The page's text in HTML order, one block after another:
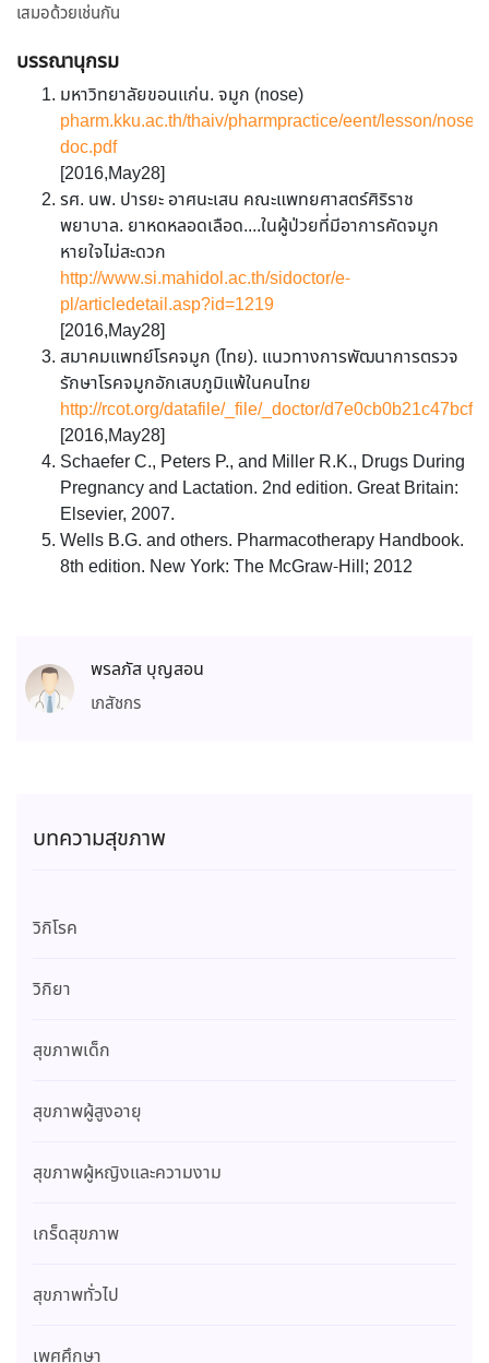
เสมอด้วยเช่นกัน
บรรณานุกรม
มหาวิทยาลัยขอนแก่น. จมูก (nose)
pharm.kku.ac.th/thaiv/pharmpractice/eent/lesson/nose/
doc.pdf
[2016,May28]
รศ. นพ. ปารยะ อาศนะเสน คณะแพทยศาสตร์ศิริราช
พยาบาล. ยาหดหลอดเลือด....ในผู้ป่วยที่มีอาการคัดจมูก
หายใจไม่สะดวก
http://www.si.mahidol.ac.th/sidoctor/e-
pl/articledetail.asp?id=1219
[2016,May28]
สมาคมแพทย์โรคจมูก (ไทย). แนวทางการพัฒนาการตรวจ
รักษาโรคจมูกอักเสบภูมิแพ้ในคนไทย
http://rcot.org/datafile/_file/_doctor/
[2016,May28]
Schaefer C., Peters P., and Miller R.K., Drugs During
Pregnancy and Lactation. 2nd edition. Great Britain:
Elsevier, 2007.
Wells B.G. and others. Pharmacotherapy Handbook.
8th edition. New York: The McGraw-Hill; 2012
พรลภัส บุญสอน
เภสัชกร
บทความสุขภาพ
วิกิโรค
วิกิยา
สุขภาพเด็ก
สุขภาพผู้สูงอายุ
สุขภาพผู้หญิงและความงาม
เกร็ดสุขภาพ
สุขภาพทั่วไป
เพศศึกษา